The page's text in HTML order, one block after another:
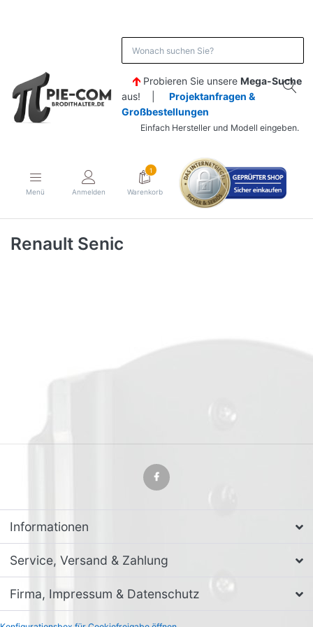
Probieren Sie unsere Mega-Suche
aus! | Projektanfragen &
Großbestellungen
Einfach Hersteller und Modell eingeben.
Menü Anmelden
1
Warenkorb
Renault Senic
Informationen
Service, Versand & Zahlung
Firma, Impressum & Datenschutz